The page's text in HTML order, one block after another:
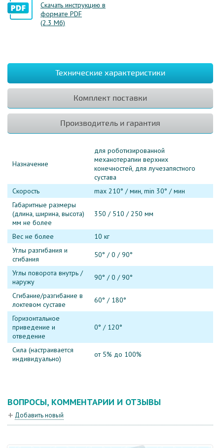
Скачать инструкцию в
формате PDF
(2.3 Мб)
Технические характеристики
Комплект поставки
Производитель и гарантия
Назначение
для роботизированной
механотерапии верхних
конечностей, для лучезапястного
сустава
Скорость
max 210° / мин, min 30° / мин
Габаритные размеры
(длина, ширина, высота)
мм не более
350 / 510 / 250 мм
Вес не более
10 кг
Углы разгибания и
сгибания
50° / 0 / 90°
Углы поворота внутрь /
наружу
90° / 0 / 90°
Сгибание/разгибание в
локтевом суставе
60° / 180°
Горизонтальное
приведение и
отведение
0° / 120°
Сила (настраивается
индивидуально)
от 5% до 100%
ВОПРОСЫ, КОММЕНТАРИИ И ОТЗЫВЫ
Добавить новый